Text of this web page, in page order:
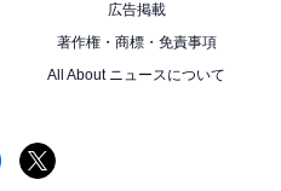
広告掲載
著作権・商標・免責事項
All About ニュースについて